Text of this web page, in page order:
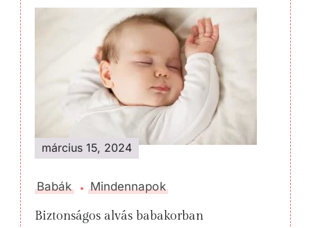
március 15, 2024
Babák Mindennapok
Biztonságos alvás babakorban